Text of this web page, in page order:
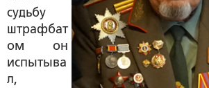
судьбу
штрафбат
ом он
испытыва
л,